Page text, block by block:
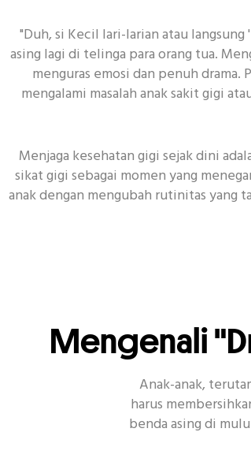
PEMBERSIHAN MENDALAM
Enamel Sikat Gigi
"Duh, si Kecil lari-larian atau
asing lagi di telinga para orang tua.
menguras emosi dan penuh
mengalami masalah anak sakit gigi
Menjaga kesehatan gigi sejak dini
sikat gigi sebagai momen yang
anak dengan mengubah rutinitas yang
Mengenali
Anak-anak,
harus
benda asing di